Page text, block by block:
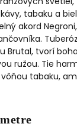
tabaku a
akord
Brutal, tvorí
ružou. Tie
tabaku,